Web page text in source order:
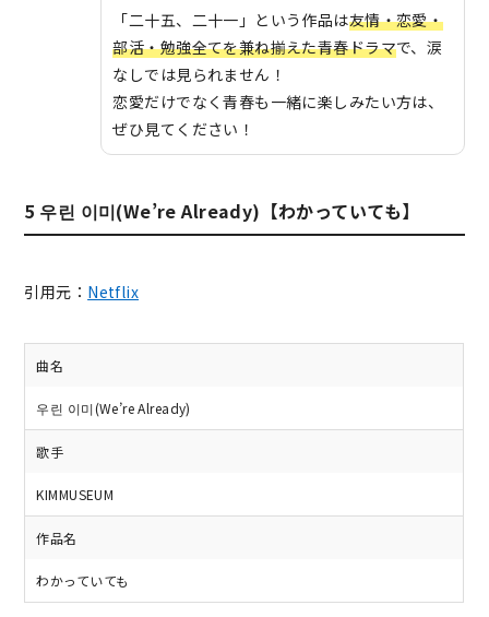
「二十五、二十一」という作品は友情・恋愛・
部活・勉強全てを兼ね揃えた青春ドラマで、涙
なしでは見られません！
恋愛だけでなく青春も一緒に楽しみたい方は、
ぜひ見てください！
5 우린 이미(We’re Already)【わかっていても】
引用元： Netflix
曲名
우린 이미(We’re Already)
歌手
KIMMUSEUM
作品名
わかっていても